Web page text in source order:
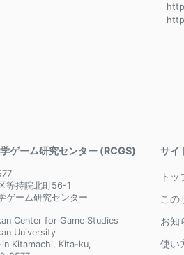
ゲーム研究センター (RCGS)
等持院北町56-1
ゲーム研究センター
Center for Game Studies
University
Kitamachi, Kita-ku,
サイ
トッ
この
お知
使い